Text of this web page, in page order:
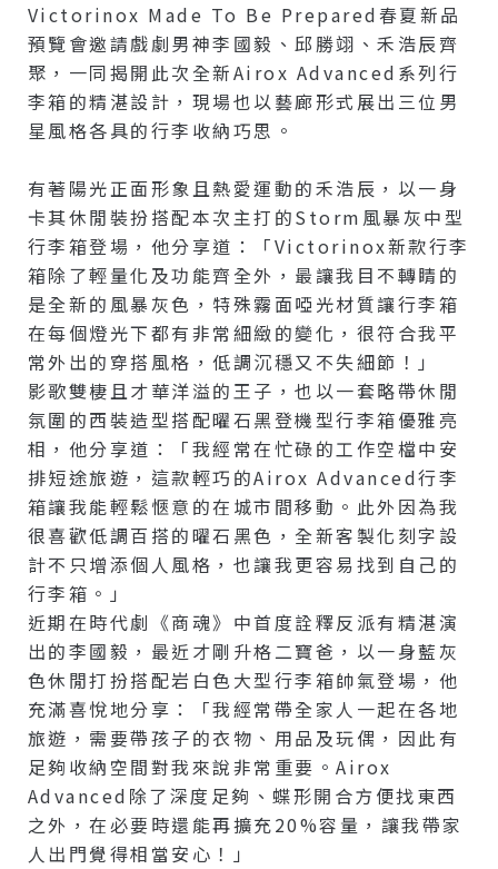
Victorinox Made To Be Prepared春夏新品
預覽會邀請戲劇男神李國毅、邱勝翊、禾浩辰齊
聚，一同揭開此次全新Airox Advanced系列行
李箱的精湛設計，現場也以藝廊形式展出三位男
星風格各具的行李收納巧思。
有著陽光正面形象且熱愛運動的禾浩辰，以一身
卡其休閒裝扮搭配本次主打的Storm風暴灰中型
行李箱登場，他分享道：「Victorinox新款行李
箱除了輕量化及功能齊全外，最讓我目不轉睛的
是全新的風暴灰色，特殊霧面啞光材質讓行李箱
在每個燈光下都有非常細緻的變化，很符合我平
常外出的穿搭風格，低調沉穩又不失細節！」
影歌雙棲且才華洋溢的王子，也以一套略帶休閒
氛圍的西裝造型搭配曜石黑登機型行李箱優雅亮
相，他分享道：「我經常在忙碌的工作空檔中安
排短途旅遊，這款輕巧的Airox Advanced行李
箱讓我能輕鬆愜意的在城市間移動。此外因為我
很喜歡低調百搭的曜石黑色，全新客製化刻字設
計不只增添個人風格，也讓我更容易找到自己的
行李箱。」
近期在時代劇《商魂》中首度詮釋反派有精湛演
出的李國毅，最近才剛升格二寶爸，以一身藍灰
色休閒打扮搭配岩白色大型行李箱帥氣登場，他
充滿喜悅地分享：「我經常帶全家人一起在各地
旅遊，需要帶孩子的衣物、用品及玩偶，因此有
足夠收納空間對我來說非常重要。Airox
Advanced除了深度足夠、蝶形開合方便找東西
之外，在必要時還能再擴充20%容量，讓我帶家
人出門覺得相當安心！」